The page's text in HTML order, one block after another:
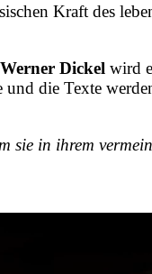
Kraft des
Werner Dickel wird
die Texte
sie in ihrem